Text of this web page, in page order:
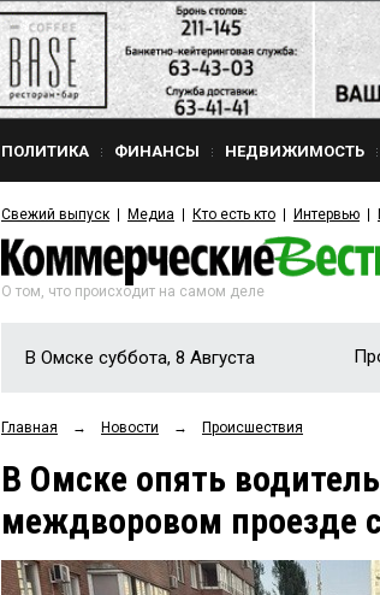
ПОЛИТИКА ФИНАНСЫ НЕДВИЖИМОСТЬ
Свежий выпуск Медиа Кто есть кто Интервью
О том, что происходит на самом деле
В Омске суббота, 8 Августа
Главная → Новости → Происшествия
В Омске опять
междворовом проезде